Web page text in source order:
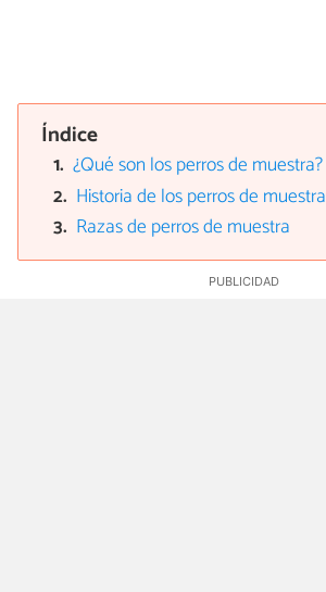
Índice
¿Qué son los perros de muestra?
Historia de los perros de muestra
Razas de perros de muestra